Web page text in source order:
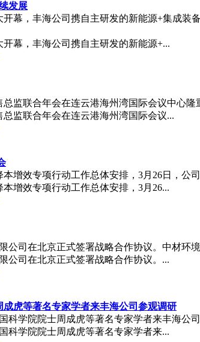
发展
幕，丰海公司携自主研发的新能源+集成
幕，丰海公司携自主研发的新能源+...
监联合年会在连云港海州湾国际会议中心
监联合年会在连云港海州湾国际会议...
增效专项行动工作总体安排，3月26日，
增效专项行动工作总体安排，3月26...
公司在北京正式签署战略合作协议。中材
公司在北京正式签署战略合作协议。...
虎等著名专家学者来丰海公司参观调研
科学院院士周成虎等著名专家学者来丰海
科学院院士周成虎等著名专家学者来...